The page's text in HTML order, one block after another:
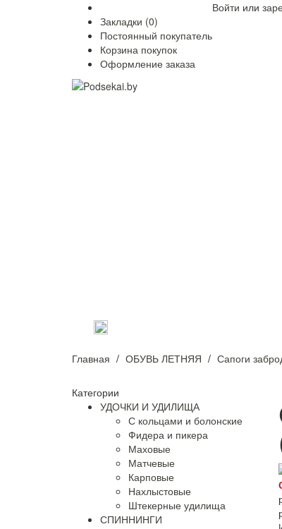
Закладки (0)
Постоянный покупатель
Корзина покупок
Оформление заказа
Войти или
Главная ОБУВЬ ЛЕТНЯЯ Сапоги
Категории
УДОЧКИ И УДИЛИЩА
С кольцами и болонские
Фидера и пикера
Маховые
Матчевые
Карповые
Нахлыстовые
Штекерные удилища
СПИННИНГИ